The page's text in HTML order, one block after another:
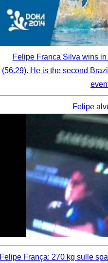
Felipe Franca Silva wins
(56.29). He is the second
Felipe
Felipe França: 270 kg sulle